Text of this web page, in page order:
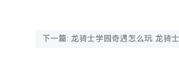
下一篇: 龙骑士学园奇遇怎么玩 龙骑